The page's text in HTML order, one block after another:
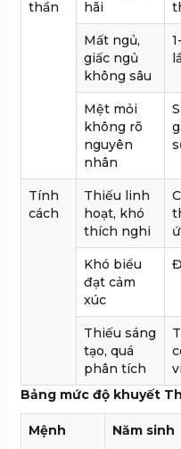
thần
hãi
Mất ngủ,
giấc ngủ
không sâu
Mệt mỏi
không rõ
nguyên
nhân
Tính
cách
Thiếu linh
hoạt, khó
thích nghi
Khó biểu
đạt cảm
xúc
Thiếu sáng
tạo, quá
phân tích
Bảng mức độ khuyết
Mệnh Năm sinh